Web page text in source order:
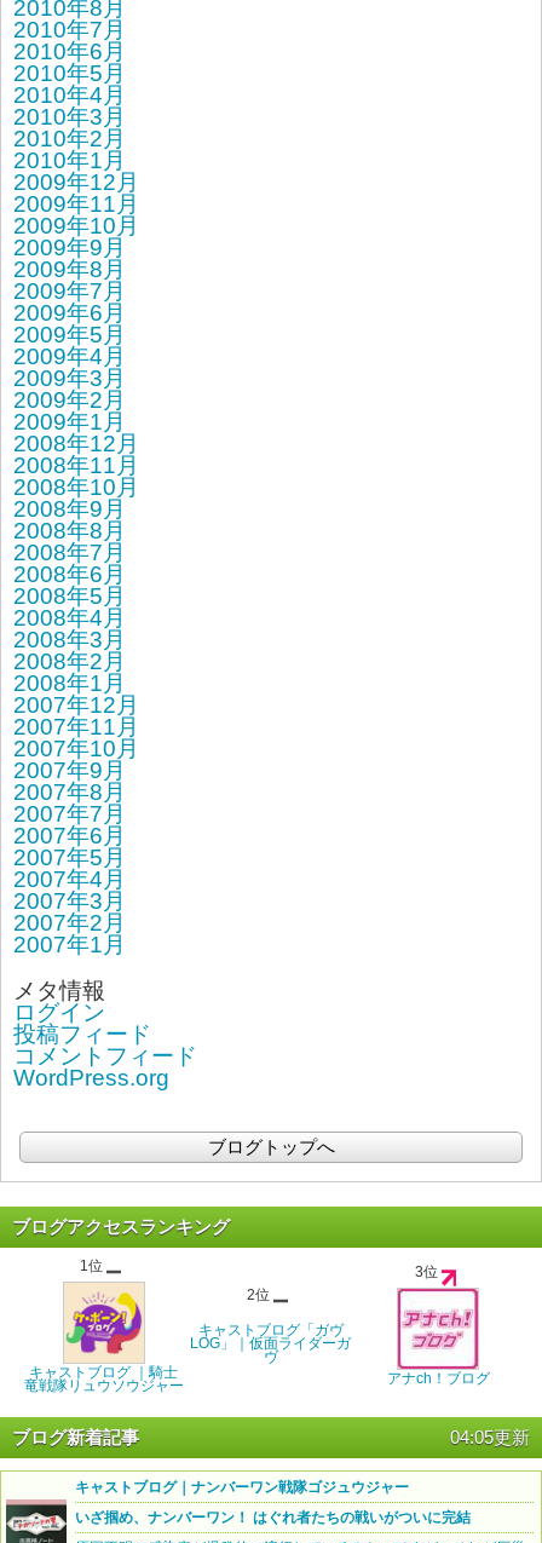
2010年8月
2010年7月
2010年6月
2010年5月
2010年4月
2010年3月
2010年2月
2010年1月
2009年12月
2009年11月
2009年10月
2009年9月
2009年8月
2009年7月
2009年6月
2009年5月
2009年4月
2009年3月
2009年2月
2009年1月
2008年12月
2008年11月
2008年10月
2008年9月
2008年8月
2008年7月
2008年6月
2008年5月
2008年4月
2008年3月
2008年2月
2008年1月
2007年12月
2007年11月
2007年10月
2007年9月
2007年8月
2007年7月
2007年6月
2007年5月
2007年4月
2007年3月
2007年2月
2007年1月
メタ情報
ログイン
投稿フィード
コメントフィード
WordPress.org
ブログトップへ
ブログアクセスランキング
1位
キャストブログ ｜騎士
竜戦隊リュウソウジャー
2位
キャストブログ「ガヴ
LOG」｜仮面ライダーガ
ヴ
3位
アナch！ブログ
ブログ新着記事 04:05更新
キャストブログ｜ナンバーワン戦隊ゴジュウジャー
いざ掴め、ナンバーワン！ はぐれ者たちの戦いがついに完結